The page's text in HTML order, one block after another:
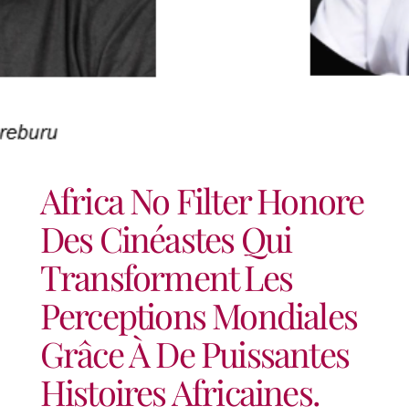
Africa No Filter Honore
Des Cinéastes Qui
Transforment Les
Perceptions Mondiales
Grâce À De Puissantes
Histoires Africaines.